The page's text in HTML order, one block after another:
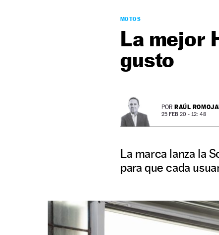
MOTOS
La mejor
gusto
POR RAÚL
25 FEB 20 - 12: 48
La marca lanza la
para que cada